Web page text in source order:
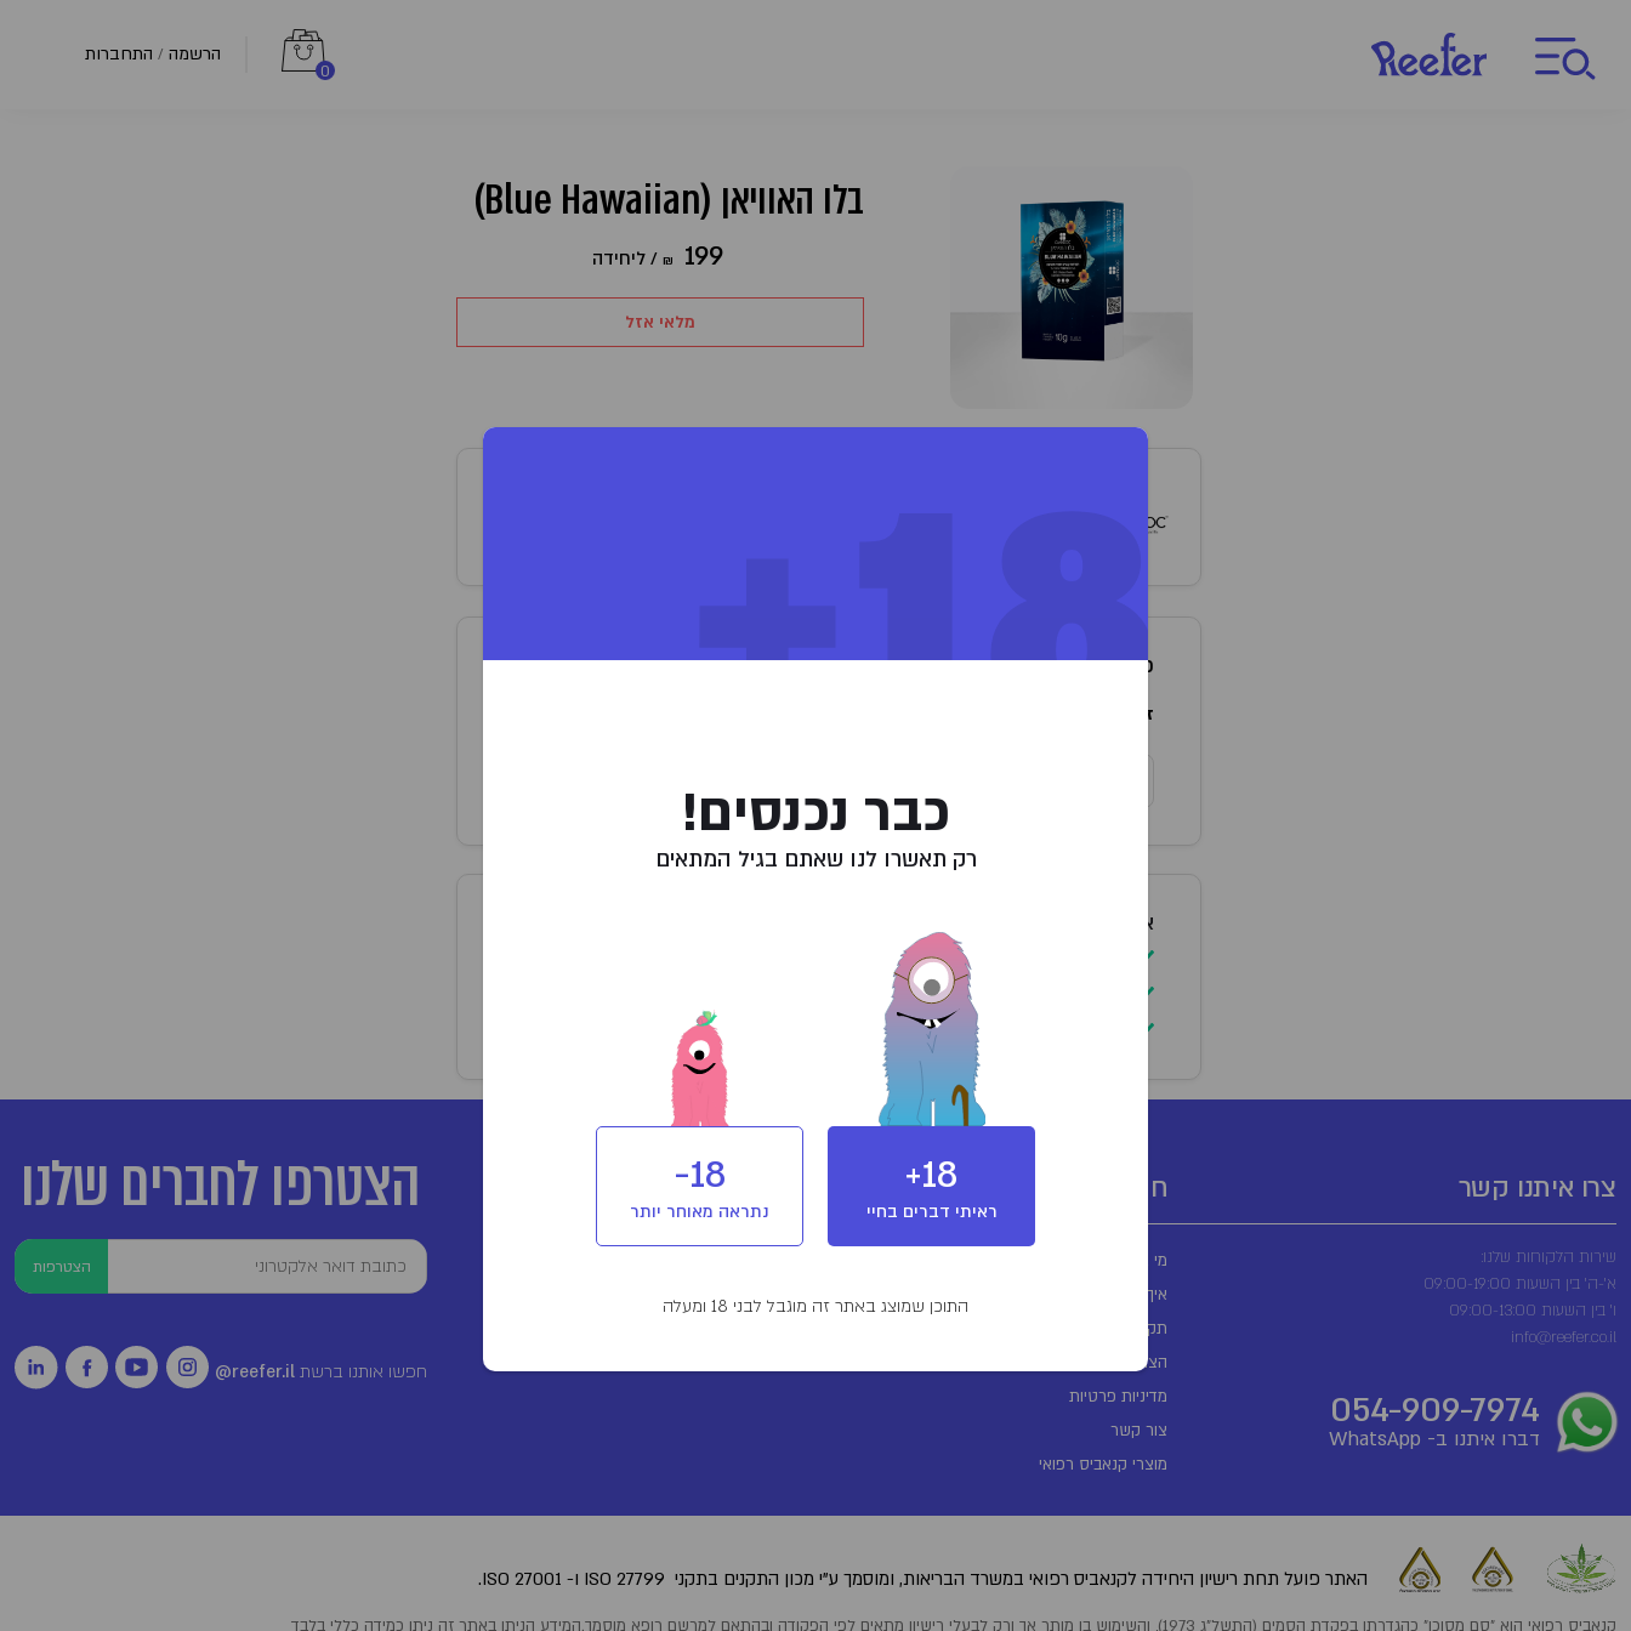
0
הרשמה / התחברות
בלו האוויאן ‎ ‎ (Blue Hawaiian)‎
199
₪
/ליחידה
מלאי אזל
לשימוש רפואי בארץ ובעולם.פרטים נוספים
זן מקור:
אופן שימוש ואחסנה
יש לאחסן במקום קריר ויבש, בטמפרטורת החדר.
להימנע מחשיפה לאור.
יש להקפיד לאחסן הרחק מהישג ידם של ילדים או כל אדם אשר תרופה זו אינה מיועדת לו.
צרו איתנו קשר
שירות הלקוחות שלנו:
א'-ה' בין השעות 09:00-19:00
ו' בין השעות 09:00-13:00
info@reefer.co.il
054-909-7974
דברו איתנו ב- WhatsApp
חשובים
מי אנחנו?
איך מזמינים?
תקנון שימוש
הצהרת נגישות
מדיניות פרטיות
צור קשר
מוצרי קנאביס רפואי
הצטרפו לחברים שלנו
הצטרפות
חפשו אותנו ברשת reefer.il@
האתר פועל תחת רישיון היחידה לקנאביס רפואי במשרד הבריאות, ומוסמך ע"י מכון התקנים בתקני .ISO 27001 -ו ISO 27799
קנאביס רפואי הוא "סם מסוכן" כהגדרתו בפקדת הסמים (התשל"ג 1973), והשימוש בו מותר אך ורק לבעלי רישיון מתאים לפי הפקודה ובהתאם למרשם רופא מוסמך.המידע הניתן באתר זה ניתן כמידה כללי בלבד
18+כבר נכנסים!
רק תאשרו לנו שאתם בגיל המתאים
18+
ראיתי דברים בחיי
18-
נתראה מאוחר יותר
התוכן שמוצג באתר זה מוגבל לבני 18 ומעלה